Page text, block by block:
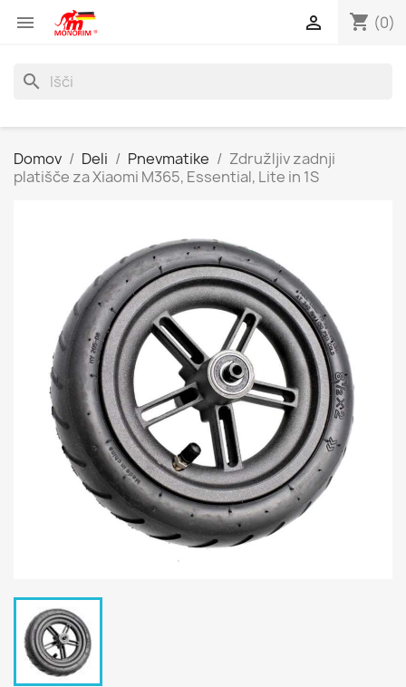
 shopping_cart (0)

search
Domov Deli Pnevmatike
Združljiv zadnji
platišče za Xiaomi M365, Essential, Lite in 1S